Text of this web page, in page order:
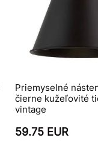
Priemyselné
čierne kužeľovité
vintage
59.75 EUR